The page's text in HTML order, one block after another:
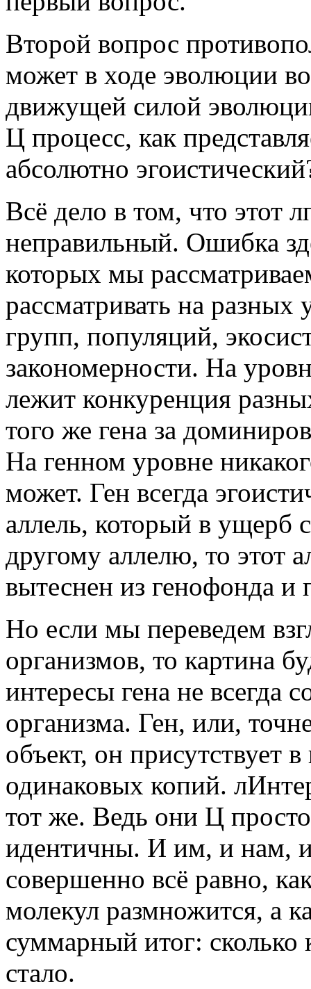
Второй вопрос
может в ходе эволюции
движущей силой
Ц процесс, как
абсолютно
Всё дело в том, что этот
неправильный. Ошибка
которых мы
рассматривать на разных
групп, популяций,
закономерности. На
лежит конкуренция
того же гена за
На генном уровне
может. Ген всегда
аллель, который в ущерб
другому аллелю, то этот
вытеснен из генофонда и
Но если мы переведем
организмов, то картина
интересы гена не всегда
организма. Ген, или,
объект, он присутствует
одинаковых копий.
тот же. Ведь они Ц
идентичны. И им, и нам, и
совершенно всё равно,
молекул размножится, а
суммарный итог: сколько
стало.